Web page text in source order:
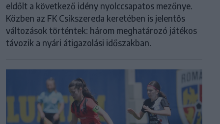
eldőlt a következő idény nyolccsapatos mezőnye.
Közben az FK Csíkszereda keretében is jelentős
változások történtek: három meghatározó játékos
távozik a nyári átigazolási időszakban.